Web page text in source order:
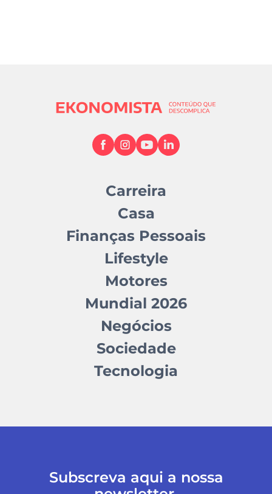
Carreira
Casa
Finanças Pessoais
Lifestyle
Motores
Mundial 2026
Negócios
Sociedade
Tecnologia
Subscreva aqui a nossa